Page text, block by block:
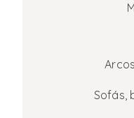
Sofás,